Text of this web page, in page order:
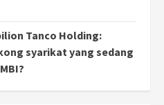
Tanco Holding:
syarikat yang sedang